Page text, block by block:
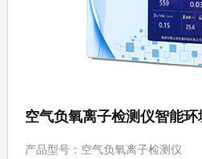
空气负氧离子检测仪智能
产品型号：空气负氧离子检测仪